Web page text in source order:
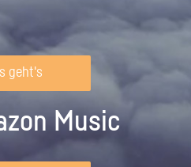
geht's
Music